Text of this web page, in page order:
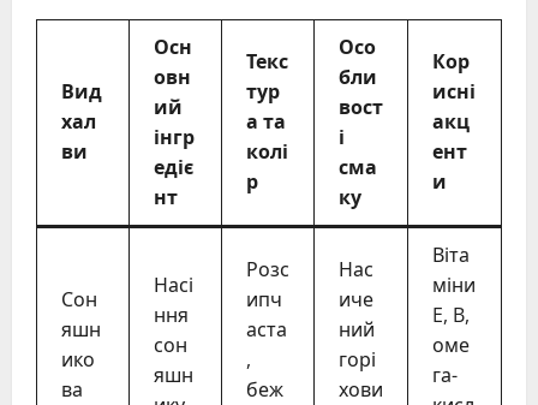
Вид
хал
ви
Осн
овн
ий
інгр
едіє
нт
Текс
тур
а та
колі
р
Осо
бли
вост
і
сма
ку
Кор
исні
акц
ент
и
Сон
яшн
ико
ва
Насі
ння
сон
яшн
Розс
ипч
аста
,
беж
Нас
иче
ний
горі
хови
Віта
міни
E, B,
оме
га-